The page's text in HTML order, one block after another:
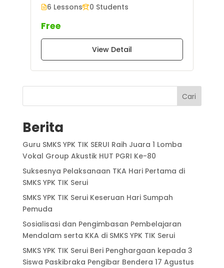
6 Lessons
0 Students
Free
View Detail
Cari
Berita
Guru SMKS YPK TIK SERUI Raih Juara 1 Lomba
Vokal Group Akustik HUT PGRI Ke-80
Suksesnya Pelaksanaan TKA Hari Pertama di
SMKS YPK TIK Serui
SMKS YPK TIK Serui Keseruan Hari Sumpah
Pemuda
Sosialisasi dan Pengimbasan Pembelajaran
Mendalam serta KKA di SMKS YPK TIK Serui
SMKS YPK TIK Serui Beri Penghargaan kepada 3
Siswa Paskibraka Pengibar Bendera 17 Agustus